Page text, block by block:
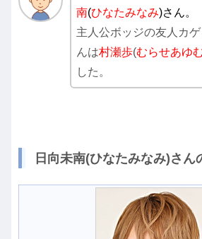
南(ひなたみなみ)さん。
主人公ボッジの友人カ
んは村瀬歩(むらせあゆ
した。
日向未南(ひなたみなみ)さん